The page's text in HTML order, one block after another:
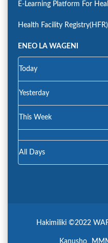
E-Learning Platform For
Health Facility Registry(HFR)
ENEO LA WAGENI
Today
Yesterday
This Week
All Days
Hakimiliki ©2022
Kanusho